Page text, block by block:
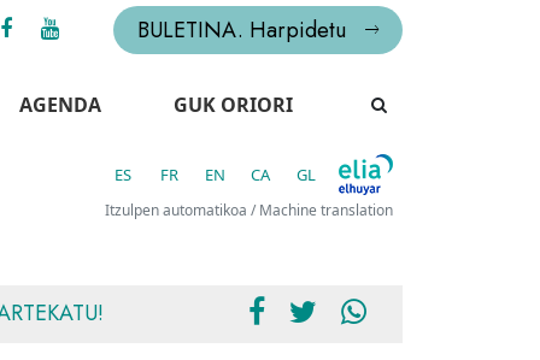
BULETINA. Harpidetu
AGENDA GUK ORIORI
ES FR EN CA GL
Itzulpen automatikoa / Machine translation